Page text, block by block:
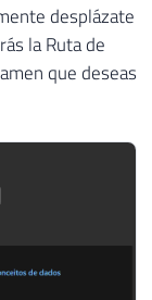
desplázate
la Ruta de
que deseas